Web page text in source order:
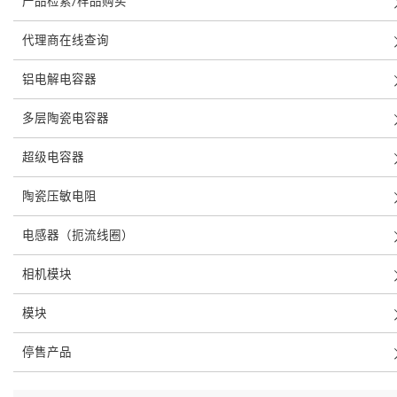
代理商在线查询
铝电解电容器
多层陶瓷电容器
超级电容器
陶瓷压敏电阻
电感器（扼流线圈）
相机模块
模块
停售产品